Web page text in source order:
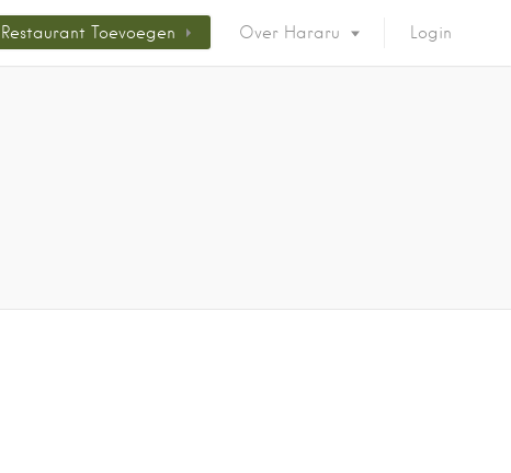
Restaurant Toevoegen Over Hararu Login